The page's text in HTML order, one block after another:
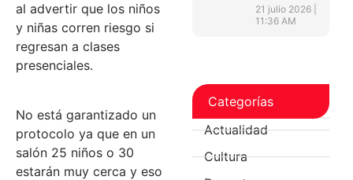
al advertir que los niños
y niñas corren riesgo si
regresan a clases
presenciales.
No está garantizado un
protocolo ya que en un
salón 25 niños o 30
estarán muy cerca y eso
21 julio 2026
11:36 AM
Categorías
Actualidad
Cultura